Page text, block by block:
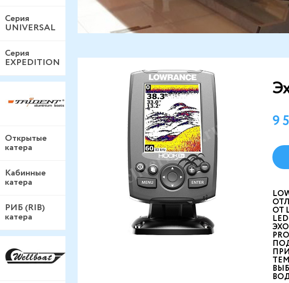
Серия
UNIVERSAL
Серия
EXPEDITION
Открытые
катера
Кабинные
катера
РИБ (RIB)
катера
9
ОТ